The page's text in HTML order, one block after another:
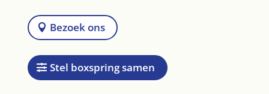
€ 1.945,00.
Bezoek ons
Stel boxspring samen